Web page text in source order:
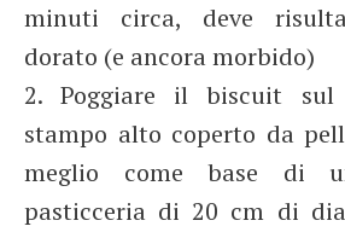
minuti circa, deve
dorato (e ancora morbido)
2. Poggiare il biscuit
stampo alto coperto da
meglio come base di
pasticceria di 20 cm di